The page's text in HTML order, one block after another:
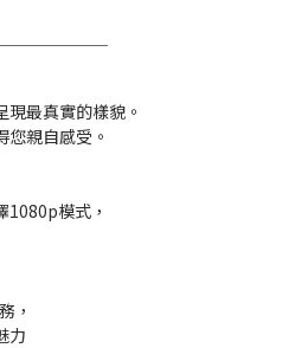
＿＿＿＿＿＿
最真實的樣貌。
親自感受。
1080p模式，
，
力